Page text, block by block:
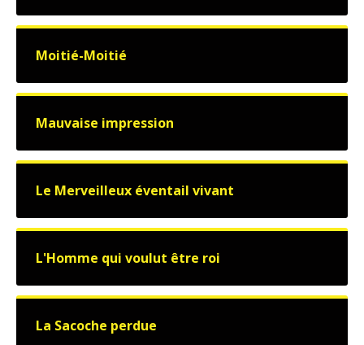
Moitié-Moitié
Mauvaise impression
Le Merveilleux éventail vivant
L'Homme qui voulut être roi
La Sacoche perdue